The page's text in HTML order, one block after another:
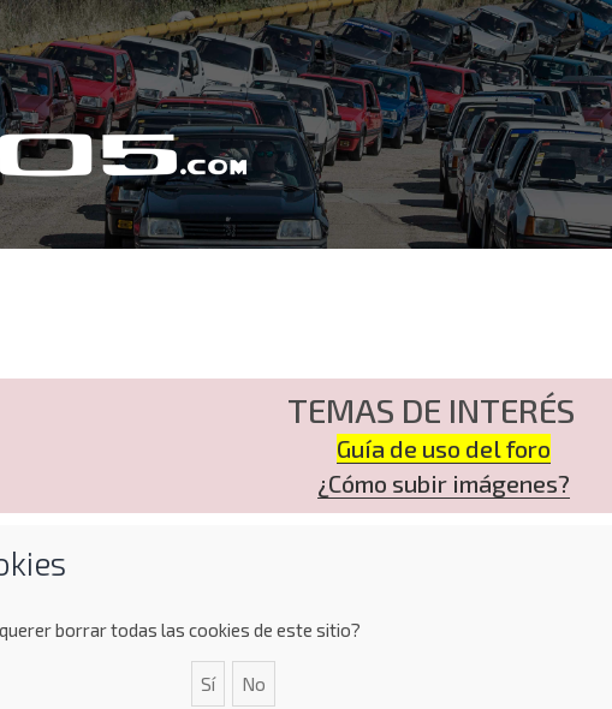
TEMAS DE INTERÉS
Guía de uso del foro
¿Cómo subir imágenes?
borrar todas las cookies de este sitio?